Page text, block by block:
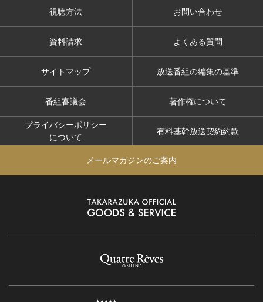
視聴方法 お問い合わせ
資料請求 よくある質問
サイトマップ 放送番組の編集の基準
番組審議会 著作権について
プライバシーポリシー
について
有料基幹放送契約約款
メールマガジンのご案内